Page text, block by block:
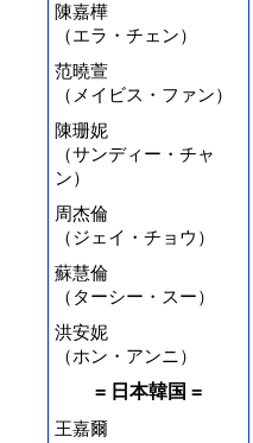
陳嘉樺
（エラ・チェン）
范曉萱
（メイビス・ファン）
陳珊妮
（サンディー・チャ
ン）
周杰倫
（ジェイ・チョウ）
蘇慧倫
（ターシー・スー）
洪安妮
（ホン・アンニ）
= 日本韓国 =
王嘉爾